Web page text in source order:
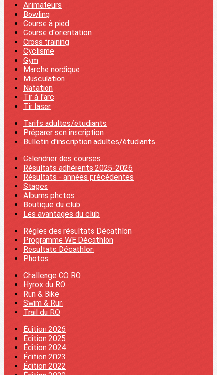
Animateurs
Bowling
Course à pied
Course d'orientation
Cross training
Cyclisme
Gym
Marche nordique
Musculation
Natation
Tir à l'arc
Tir laser
Tarifs adultes/étudiants
Préparer son inscription
Bulletin d'inscription adultes/étudiants
Calendrier des courses
Résultats adhérents 2025-2026
Résultats - années précédentes
Stages
Albums photos
Boutique du club
Les avantages du club
Règles des résultats Décathlon
Programme WE Décathlon
Résultats Décathlon
Photos
Challenge CO RO
Hyrox du RO
Run & Bike
Swim & Run
Trail du RO
Édition 2026
Édition 2025
Édition 2024
Édition 2023
Édition 2022